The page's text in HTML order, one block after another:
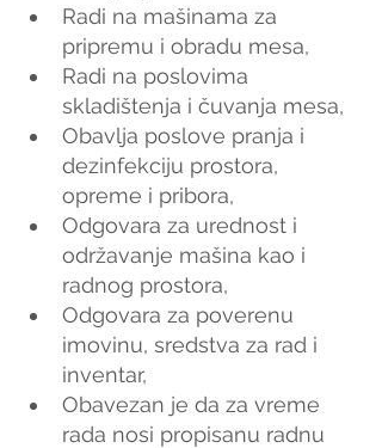
Radi na mašinama za
pripremu i obradu mesa,
Radi na poslovima
skladištenja i čuvanja mesa,
Obavlja poslove pranja i
dezinfekciju prostora,
opreme i pribora,
Odgovara za urednost i
održavanje mašina kao i
radnog prostora,
Odgovara za poverenu
imovinu, sredstva za rad i
inventar,
Obavezan je da za vreme
rada nosi propisanu radnu